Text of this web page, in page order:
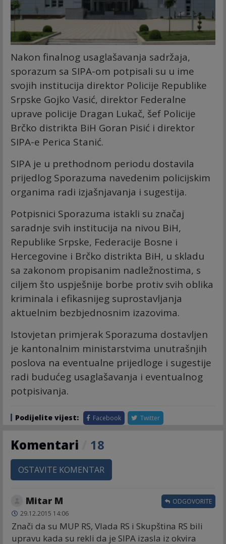
Nakon finalnog usaglašavanja sadržaja,
sporazum sa SIPA-om potpisali su u ime
svojih institucija direktor Policije Republike
Srpske Gojko Vasić, direktor Federalne
uprave policije Dragan Lukač, šef Policije
Brčko distrikta BiH Goran Pisić i direktor
SIPA-e Perica Stanić.
SIPA je u prethodnom periodu dostavila
prijedlog Sporazuma navedenim policijskim
organima radi izjašnjavanja i sugestija.
Potpisnici Sporazuma istakli su značaj
saradnje svih institucija na nivou BiH,
Republike Srpske, Federacije Bosne i
Hercegovine i Brčko distrikta BiH, u skladu
sa zakonom propisanim nadležnostima, s
ciljem što uspješnije borbe protiv svih oblika
kriminala i efikasnijeg suprostavljanja
aktuelnim bezbjednosnim izazovima.
Istovjetan primjerak Sporazuma dostavljen
je kantonalnim ministarstvima unutrašnjih
poslova na eventualne prijedloge i sugestije
radi budućeg usaglašavanja i eventualnog
potpisivanja.
Podijelite vijest: Facebook Twitter
Komentari 18
OSTAVITE KOMENTAR
Mitar M
29.12.2015 14:06
Znači da su MUP RS, Vlada RS i Skupština RS bili
upravu kada su rekli da je SIPA izasla iz okvira
ODGOVORITE